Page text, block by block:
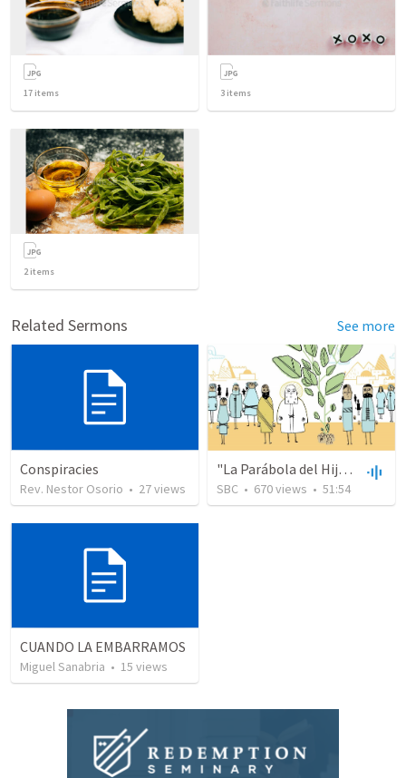
17 items 3 items
2items
Related Sermons See more
Conspiracies
Rev. Nestor Osorio • 27views
"La Parábola del Hijo Perdido"
SBC • 670views • 51:54
CUANDO LA EMBARRAMOS
Miguel Sanabria • 15 views